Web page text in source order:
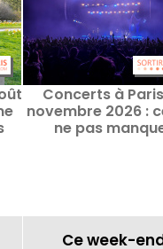
Concerts à
novembre 2026 :
ne pas
Ce week-